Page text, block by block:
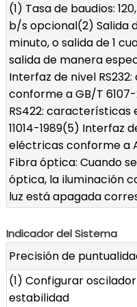
(1) Tasa de baudios:
b/s opcional(2) Salida
minuto, o salida de 1
salida de manera
Interfaz de nivel
conforme a GB/T
RS422:
11014-1989(5) Interfaz
eléctricas conforme a
Fibra óptica: Cuando
óptica, la iluminación
luz está apagada
Indicador del Sistema
Precisión de
(1) Configurar
estabilidad